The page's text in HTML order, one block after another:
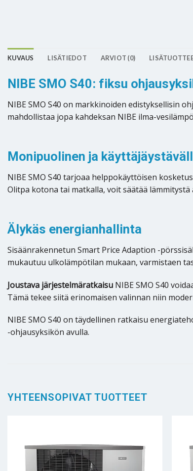
KUVAUS LISÄTIEDOT ARVIOT (0)
NIBE SMO S40: fiksu
NIBE SMO S40 on markkinoiden edistyksellisin
mahdollistaa jopa kahdeksan NIBE ilma-
Monipuolinen ja
NIBE SMO S40 tarjoaa helppokäyttöisen
Olitpa kotona tai matkalla, voit säätää
Älykäs energianhallinta
Sisäänrakennetun Smart Price Adaption -
mukautuu ulkolämpötilan mukaan, varmistaen
Joustava järjestelmäratkaisu NIBE SMO S40
Tämä tekee siitä erinomaisen valinnan niin
NIBE SMO S40 on täydellinen ratkaisu
-ohjausyksikön avulla.
YHTEENSOPIVAT TUOTTEET